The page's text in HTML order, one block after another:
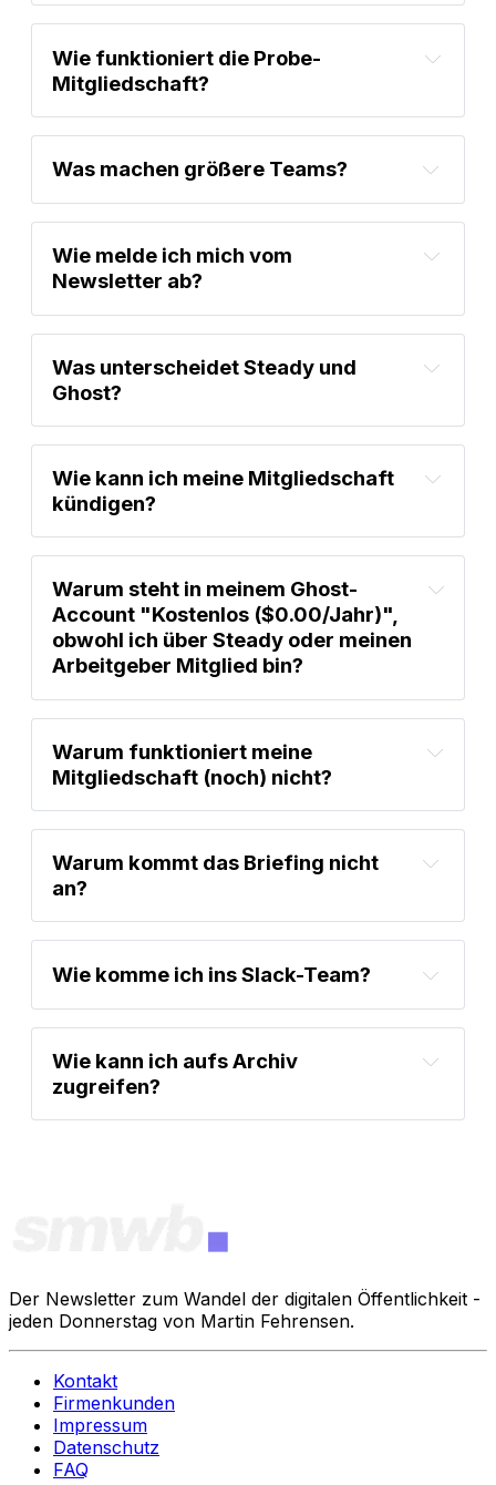
Wie funktioniert die Probe-
Mitgliedschaft?
Was machen größere Teams?
Wie melde ich mich vom
Newsletter ab?
Was unterscheidet Steady und
Ghost?
Wie kann ich meine Mitgliedschaft
kündigen?
Warum steht in meinem Ghost-
Account "Kostenlos ($0.00/Jahr)",
obwohl ich über Steady oder meinen
Arbeitgeber Mitglied bin?
Warum funktioniert meine
Mitgliedschaft (noch) nicht?
Warum kommt das Briefing nicht
an?
Wie komme ich ins Slack-Team?
Wie kann ich aufs Archiv
zugreifen?
Der Newsletter zum Wandel der digitalen Öffentlichkeit -
jeden Donnerstag von Martin Fehrensen.
Kontakt
Firmenkunden
Impressum
Datenschutz
FAQ